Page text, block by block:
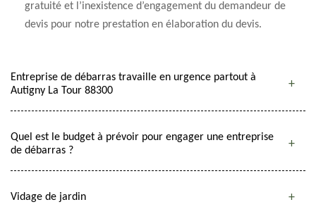
gratuité et l’inexistence d’engagement du demandeur de
devis pour notre prestation en élaboration du devis.
Entreprise de débarras travaille en urgence partout à
Autigny La Tour 88300
Quel est le budget à prévoir pour engager une entreprise
de débarras ?
Vidage de jardin